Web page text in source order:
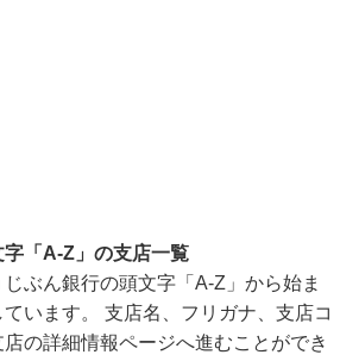
字「A-Z」の支店一覧
ぶん銀行の頭文字「A-Z」から始ま
います。 支店名、フリガナ、支店コ
の詳細情報ページへ進むことができ